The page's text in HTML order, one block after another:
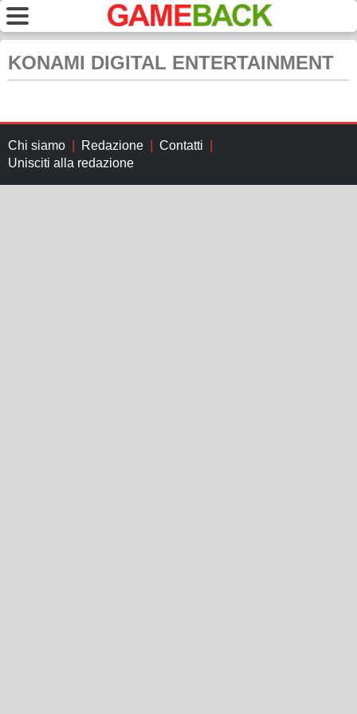
KONAMI DIGITAL ENTERTAINMENT
Chi siamo Redazione
Contatti
Unisciti alla redazione